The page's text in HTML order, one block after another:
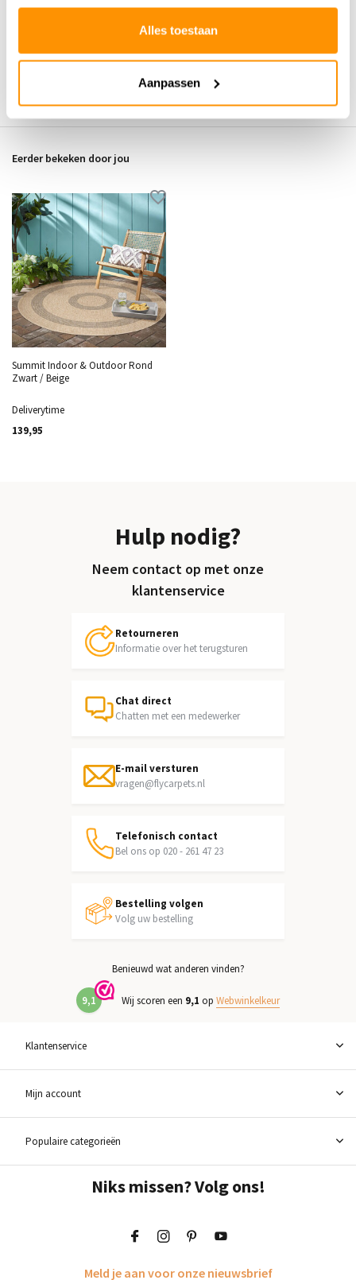
Alles toestaan
Aanpassen
0/5 Gemiddelde uit 0 beoordelingen
Eerder bekeken door jou
Summit Indoor & Outdoor Rond
Zwart / Beige
Deliverytime
139,95
Hulp nodig?
Neem contact op met onze
klantenservice
Retourneren
Informatie over het terugsturen
Chat direct
Chatten met een medewerker
E-mail versturen
vragen@flycarpets.nl
Telefonisch contact
Bel ons op 020 - 261 47 23
Bestelling volgen
Volg uw bestelling
Benieuwd wat anderen vinden?
9,1 Wij scoren een 9,1 op Webwinkelkeur
Klantenservice
Mijn account
Populaire categorieën
Niks missen? Volg ons!
Meld je aan voor onze nieuwsbrief